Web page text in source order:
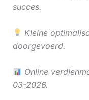
succes.
Kleine
doorgevoerd.
Online
03-2026.